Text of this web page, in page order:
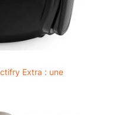
Extra : une